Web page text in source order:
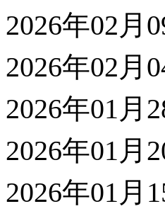
2026年02
2026年02
2026年01
2026年01
2026年01